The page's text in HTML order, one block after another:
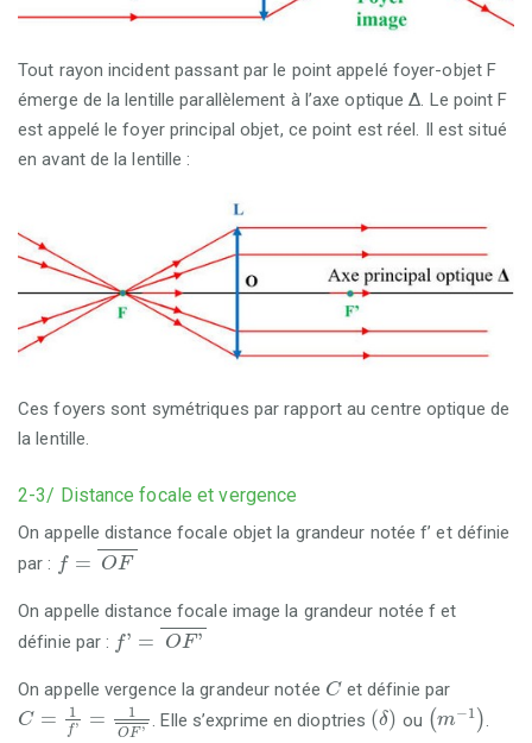
Tout rayon incident passant par le point appelé foyer-objet F
émerge de la lentille parallèlement à l’axe optique Δ. Le point F
est appelé le foyer principal objet, ce point est réel. Il est situé
en avant de la lentille :
Ces foyers sont symétriques par rapport au centre optique de
la lentille.
2-3/ Distance focale et vergence
On appelle distance focale objet la grandeur notée f’ et définie
par : f = OF
f= F
On appelle distance focale image la grandeur notée f et
définie par : f' = OF'
= F'
On appelle vergence la grandeur notée C
Cet définie par
C = 1
f' = 1
OF'
C= 1f '=
. Elle s’exprime en dioptries (δ)
δ ou (m−1 )
m